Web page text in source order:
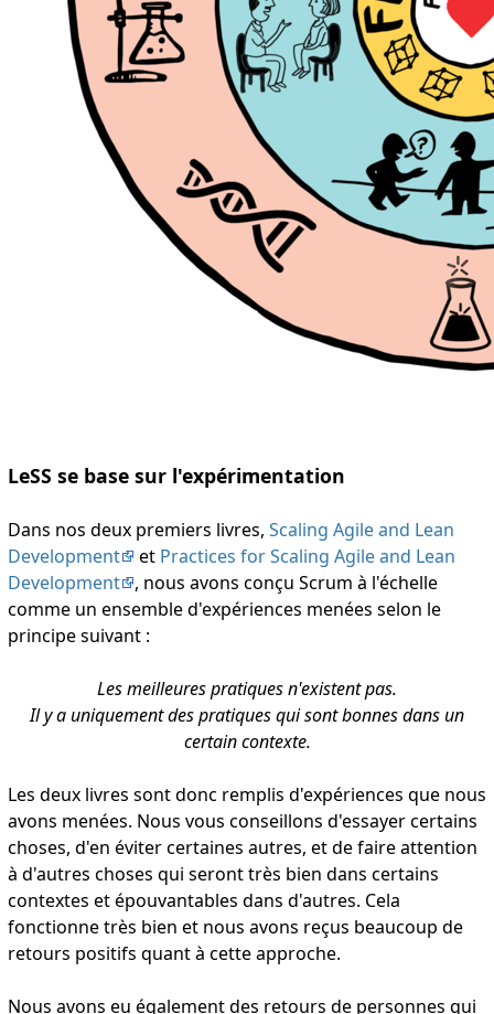
LeSS se base sur l'expérimentation
Dans nos deux premiers livres, Scaling Agile and Lean
Development
et Practices for Scaling Agile and Lean
Development
, nous avons conçu Scrum à l'échelle
comme un ensemble d'expériences menées selon le
principe suivant :
Les meilleures pratiques n'existent pas.
Il y a uniquementdes pratiques qui sont bonnes dans un
certain contexte.
Les deux livres sont donc remplis d'expériences que nous
avons menées. Nous vous conseillons d'essayer certains
choses, d'en éviter certaines autres, et de faire attention
à d'autres choses qui seront très bien dans certains
contextes et épouvantables dans d'autres. Cela
fonctionne très bien et nous avons reçus beaucoup de
retours positifs quant à cette approche.
Nous avons eu également des retours de personnes qui